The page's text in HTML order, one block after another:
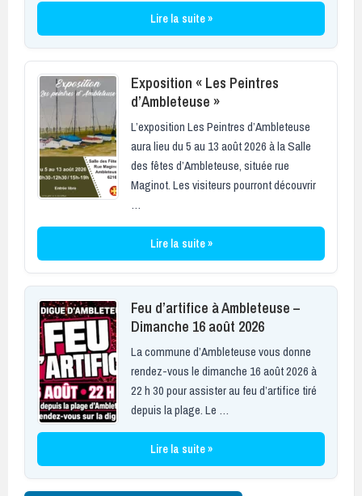
Lire la suite »
Exposition « Les Peintres
d’Ambleteuse »
L’exposition Les Peintres d’Ambleteuse
aura lieu du 5 au 13 août 2026 à la Salle
des fêtes d’Ambleteuse, située rue
Maginot. Les visiteurs pourront découvrir
…
Lire la suite »
Feu d’artifice à Ambleteuse –
Dimanche 16 août 2026
La commune d’Ambleteuse vous donne
rendez-vous le dimanche 16 août 2026 à
22 h 30 pour assister au feu d’artifice tiré
depuis la plage. Le …
Lire la suite »